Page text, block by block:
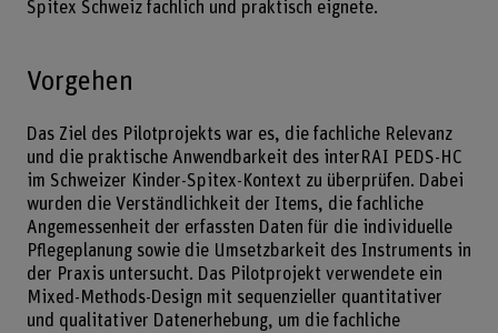
Spitex Schweiz fachlich und praktisch eignete.
Vorgehen
Das Ziel des Pilotprojekts war es, die fachliche Relevanz
und die praktische Anwendbarkeit des interRAI PEDS-HC
im Schweizer Kinder-Spitex-Kontext zu überprüfen. Dabei
wurden die Verständlichkeit der Items, die fachliche
Angemessenheit der erfassten Daten für die individuelle
Pflegeplanung sowie die Umsetzbarkeit des Instruments in
der Praxis untersucht. Das Pilotprojekt verwendete ein
Mixed-Methods-Design mit sequenzieller quantitativer
und qualitativer Datenerhebung, um die fachliche